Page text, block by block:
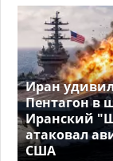
Иран
Пентагон в
Иранский
атаковал
США